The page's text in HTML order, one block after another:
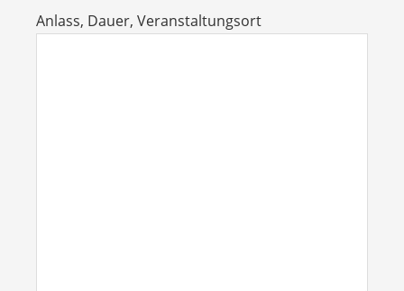
Anlass, Dauer, Veranstaltungsort